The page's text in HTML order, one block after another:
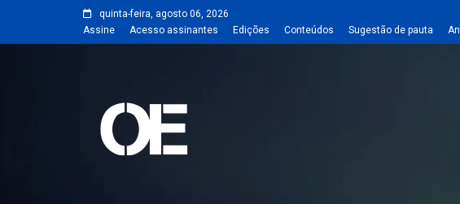
quinta-feira, agosto 06, 2026
Assine
Acesso assinantes Edições Conteúdos Sugestão de pauta